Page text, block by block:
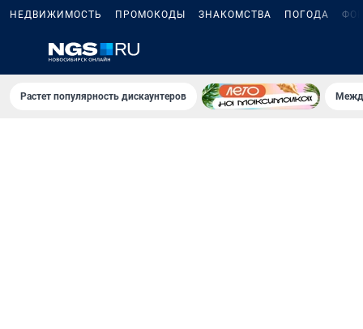
НЕДВИЖИМОСТЬ ПРОМОКОДЫ ЗНАКОМСТВА ПОГОДА
Растет популярность дискаунтеров